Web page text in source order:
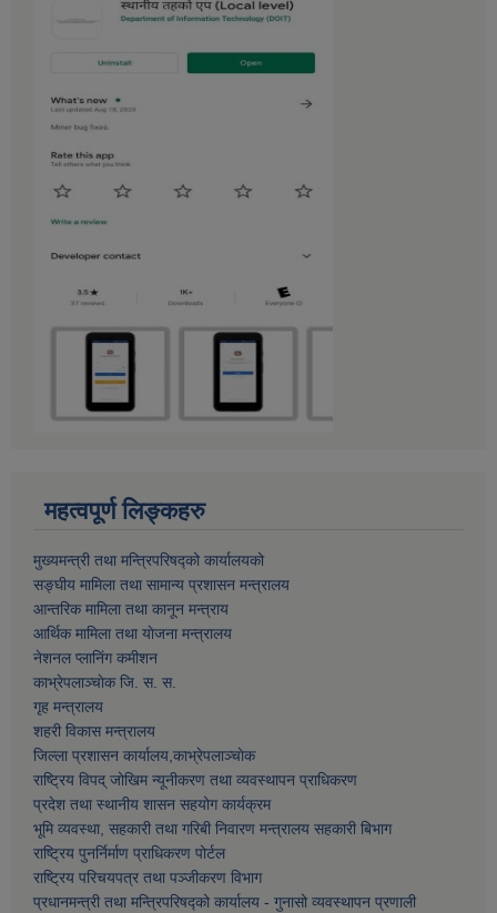
महत्वपूर्ण लिङ्कहरु
मुख्यमन्त्री तथा मन्त्रिपरिषद्को कार्यालयको
सङ्घीय मामिला तथा सामान्य प्रशासन मन्त्रालय
आन्तरिक मामिला तथा कानून मन्त्राय
आर्थिक मामिला तथा याेजना मन्त्रालय
नेशनल प्लानिंग कमीशन
काभ्रेपलाञ्चाेक जि. स. स.
गृह मन्त्रालय
शहरी विकास मन्त्रालय
जिल्ला प्रशासन कार्यालय,काभ्रेपलाञ्चाेक
राष्ट्रिय विपद् जोखिम न्यूनीकरण तथा व्यवस्थापन प्राधिकरण
प्रदेश तथा स्थानीय शासन सहयोग कार्यक्रम
भूमि व्यवस्था, सहकारी तथा गरिबी निवारण मन्त्रालय सहकारी बिभाग
राष्ट्रिय पुनर्निर्माण प्राधिकरण पोर्टल
राष्ट्रिय परिचयपत्र तथा पञ्जीकरण विभाग
प्रधानमन्त्री तथा मन्त्रिपरिषद्को कार्यालय - गुनासो व्यवस्थापन प्रणाली